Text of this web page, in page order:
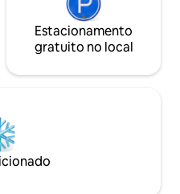
Estacionamento
gratuito no local